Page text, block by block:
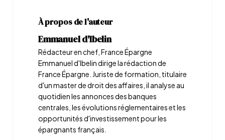
À propos de l'auteur
Emmanuel d'Ibelin
Rédacteur en chef, France Épargne
Emmanuel d'Ibelin dirige la rédaction de
France Épargne. Juriste de formation, titulaire
d'un master de droit des affaires, il analyse au
quotidien les annonces des banques
centrales, les évolutions réglementaires et les
opportunités d'investissement pour les
épargnants français.